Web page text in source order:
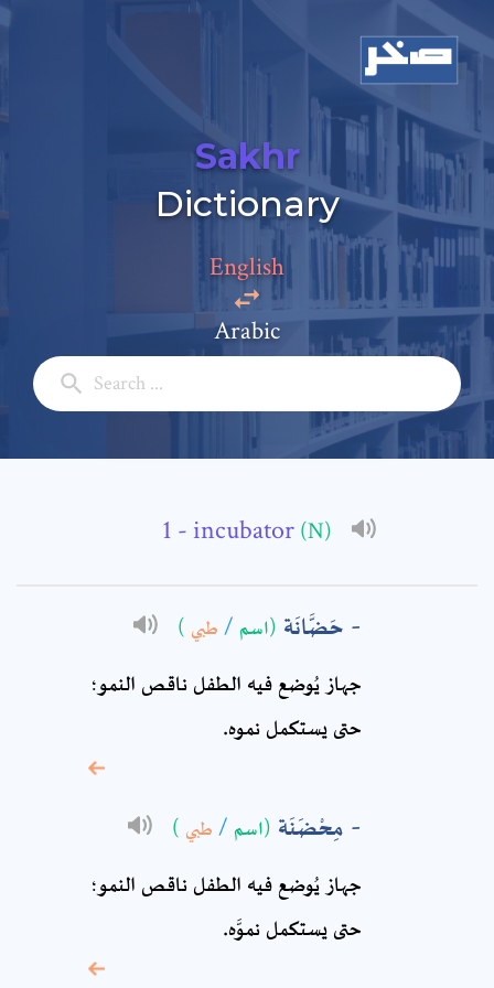
Sakhr
Dictionary
English
Arabic
- incubator (N)
حَضَّانَة (اسم / طبي )
جهاز يُوضع فيه الطفل ناقص النمو؛
حتى يستكمل نموه.
مِحْضَنَة (اسم / طبي )
جهاز يُوضع فيه الطفل ناقص النمو؛
حتى يستكمل نموَّه.
Add a comment
Subject: *